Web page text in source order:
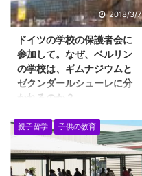
2018/3/7
ドイツの学校の保護者会に
参加して。なぜ、ベルリン
の学校は、ギムナジウムと
ゼクンダールシューレに分
かれるのか？
息子のギムナジウム10年
生の保護者会に参加いた
しました。夜１９時半か
らはじまりです。働いて
親子留学 子供の教育